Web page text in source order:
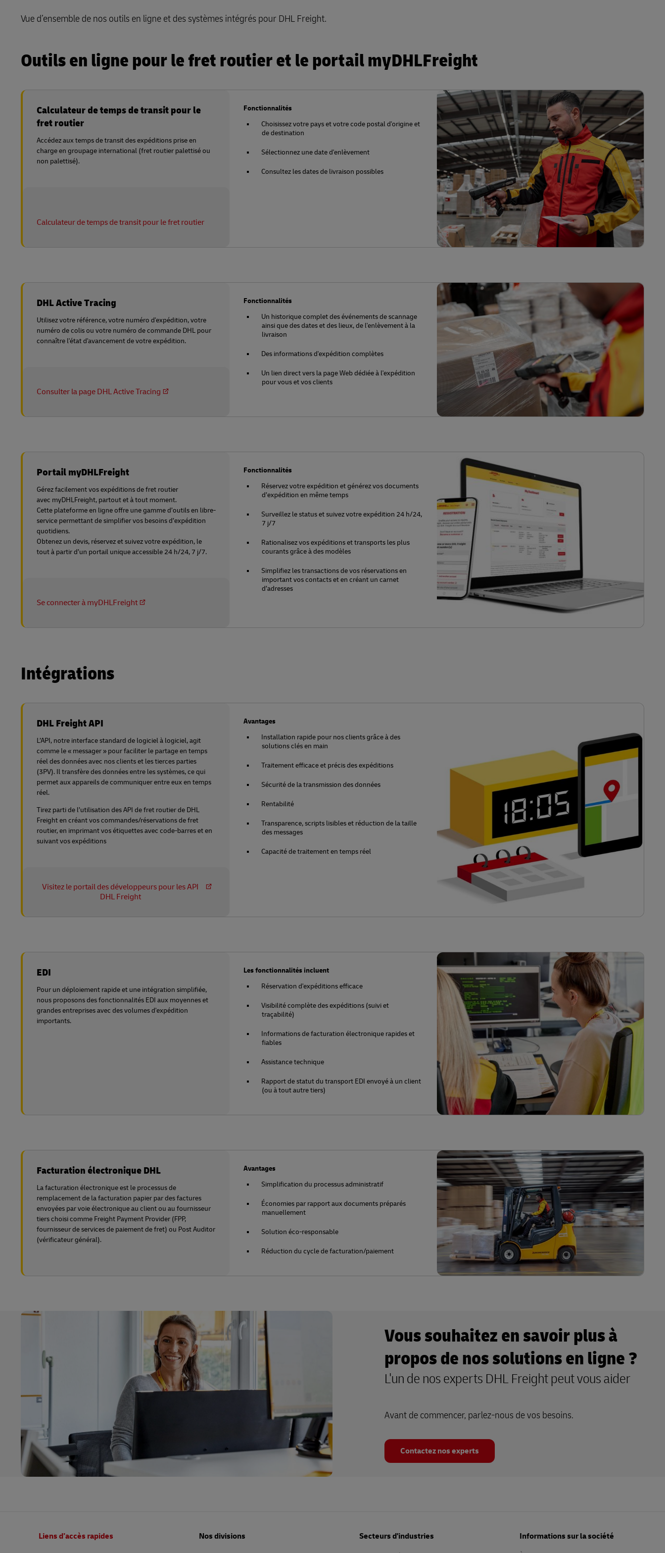
MyGTS
LifeTrack
Vue d’ensemble de nos outils en ligne et des systèmes intégrés pour DHL Freight.
Outils en ligne pour le fret routier et le portail myDHLFreight
Calculateur de temps de transit pour le
fret routier
Accédez aux temps de transit des expéditions prise en
charge en groupage international (fret routier palettisé ou
non palettisé).
Calculateur de temps de transit pour le fret routier
Fonctionnalités
Choisissez votre pays et votre code postal d'origine et
de destination
Sélectionnez une date d'enlèvement
Consultez les dates de livraison possibles
DHL Active Tracing
Utilisez votre référence, votre numéro d'expédition, votre
numéro de colis ou votre numéro de commande DHL pour
connaître l'état d'avancement de votre expédition.
Consulter la page DHL Active Tracing
Fonctionnalités
Un historique complet des événements de scannage
ainsi que des dates et des lieux, de l'enlèvement à la
livraison
Des informations d'expédition complètes
Un lien direct vers la page Web dédiée à l'expédition
pour vous et vos clients
Portail myDHLFreight
Gérez facilement vos expéditions de fret routier
avec myDHLFreight, partout et à tout moment.
Cette plateforme en ligne offre une gamme d’outils en libre-
service permettant de simplifier vos besoins d’expédition
quotidiens.
Obtenez un devis, réservez et suivez votre expédition, le
tout à partir d’un portail unique accessible 24 h/24, 7 j/7.
Se connecter à myDHLFreight
Fonctionnalités
Réservez votre expédition et générez vos documents
d’expédition en même temps
Surveillez le status et suivez votre expédition 24 h/24,
7 j/7
Rationalisez vos expéditions et transports les plus
courants grâce à des modèles
Simplifiez les transactions de vos réservations en
important vos contacts et en créant un carnet
d’adresses
Intégrations
DHL Freight API
L’API, notre interface standard de logiciel à logiciel, agit
comme le « messager » pour faciliter le partage en temps
réel des données avec nos clients et les tierces parties
(3PV). Il transfère des données entre les systèmes, ce qui
permet aux appareils de communiquer entre eux en temps
réel.
Tirez parti de l’utilisation des API de fret routier de DHL
Freight en créant vos commandes/réservations de fret
routier, en imprimant vos étiquettes avec code-barres et en
suivant vos expéditions
Visitez le portail des développeurs pour les API
DHL Freight
Avantages
Installation rapide pour nos clients grâce à des
solutions clés en main
Traitement efficace et précis des expéditions
Sécurité de la transmission des données
Rentabilité
Transparence, scripts lisibles et réduction de la taille
des messages
Capacité de traitement en temps réel
EDI
Pour un déploiement rapide et une intégration simplifiée,
nous proposons des fonctionnalités EDI aux moyennes et
grandes entreprises avec des volumes d'expédition
importants.
Les fonctionnalités incluent
Réservation d'expéditions efficace
Visibilité complète des expéditions (suivi et
traçabilité)
Informations de facturation électronique rapides et
fiables
Assistance technique
Rapport de statut du transport EDI envoyé à un client
(ou à tout autre tiers)
Facturation électronique DHL
La facturation électronique est le processus de
remplacement de la facturation papier par des factures
envoyées par voie électronique au client ou au fournisseur
tiers choisi comme Freight Payment Provider (FPP,
fournisseur de services de paiement de fret) ou Post Auditor
(vérificateur général).
Avantages
Simplification du processus administratif
Économies par rapport aux documents préparés
manuellement
Solution éco-responsable
Réduction du cycle de facturation/paiement
Vous souhaitez en savoir plus à
propos de nos solutions en ligne ?
L'un de nos experts DHL Freight peut vous aider
Avant de commencer, parlez-nous de vos besoins.
Contactez nos experts
Liens d’accès rapides Nos divisions Secteurs d'industries Informations sur la société